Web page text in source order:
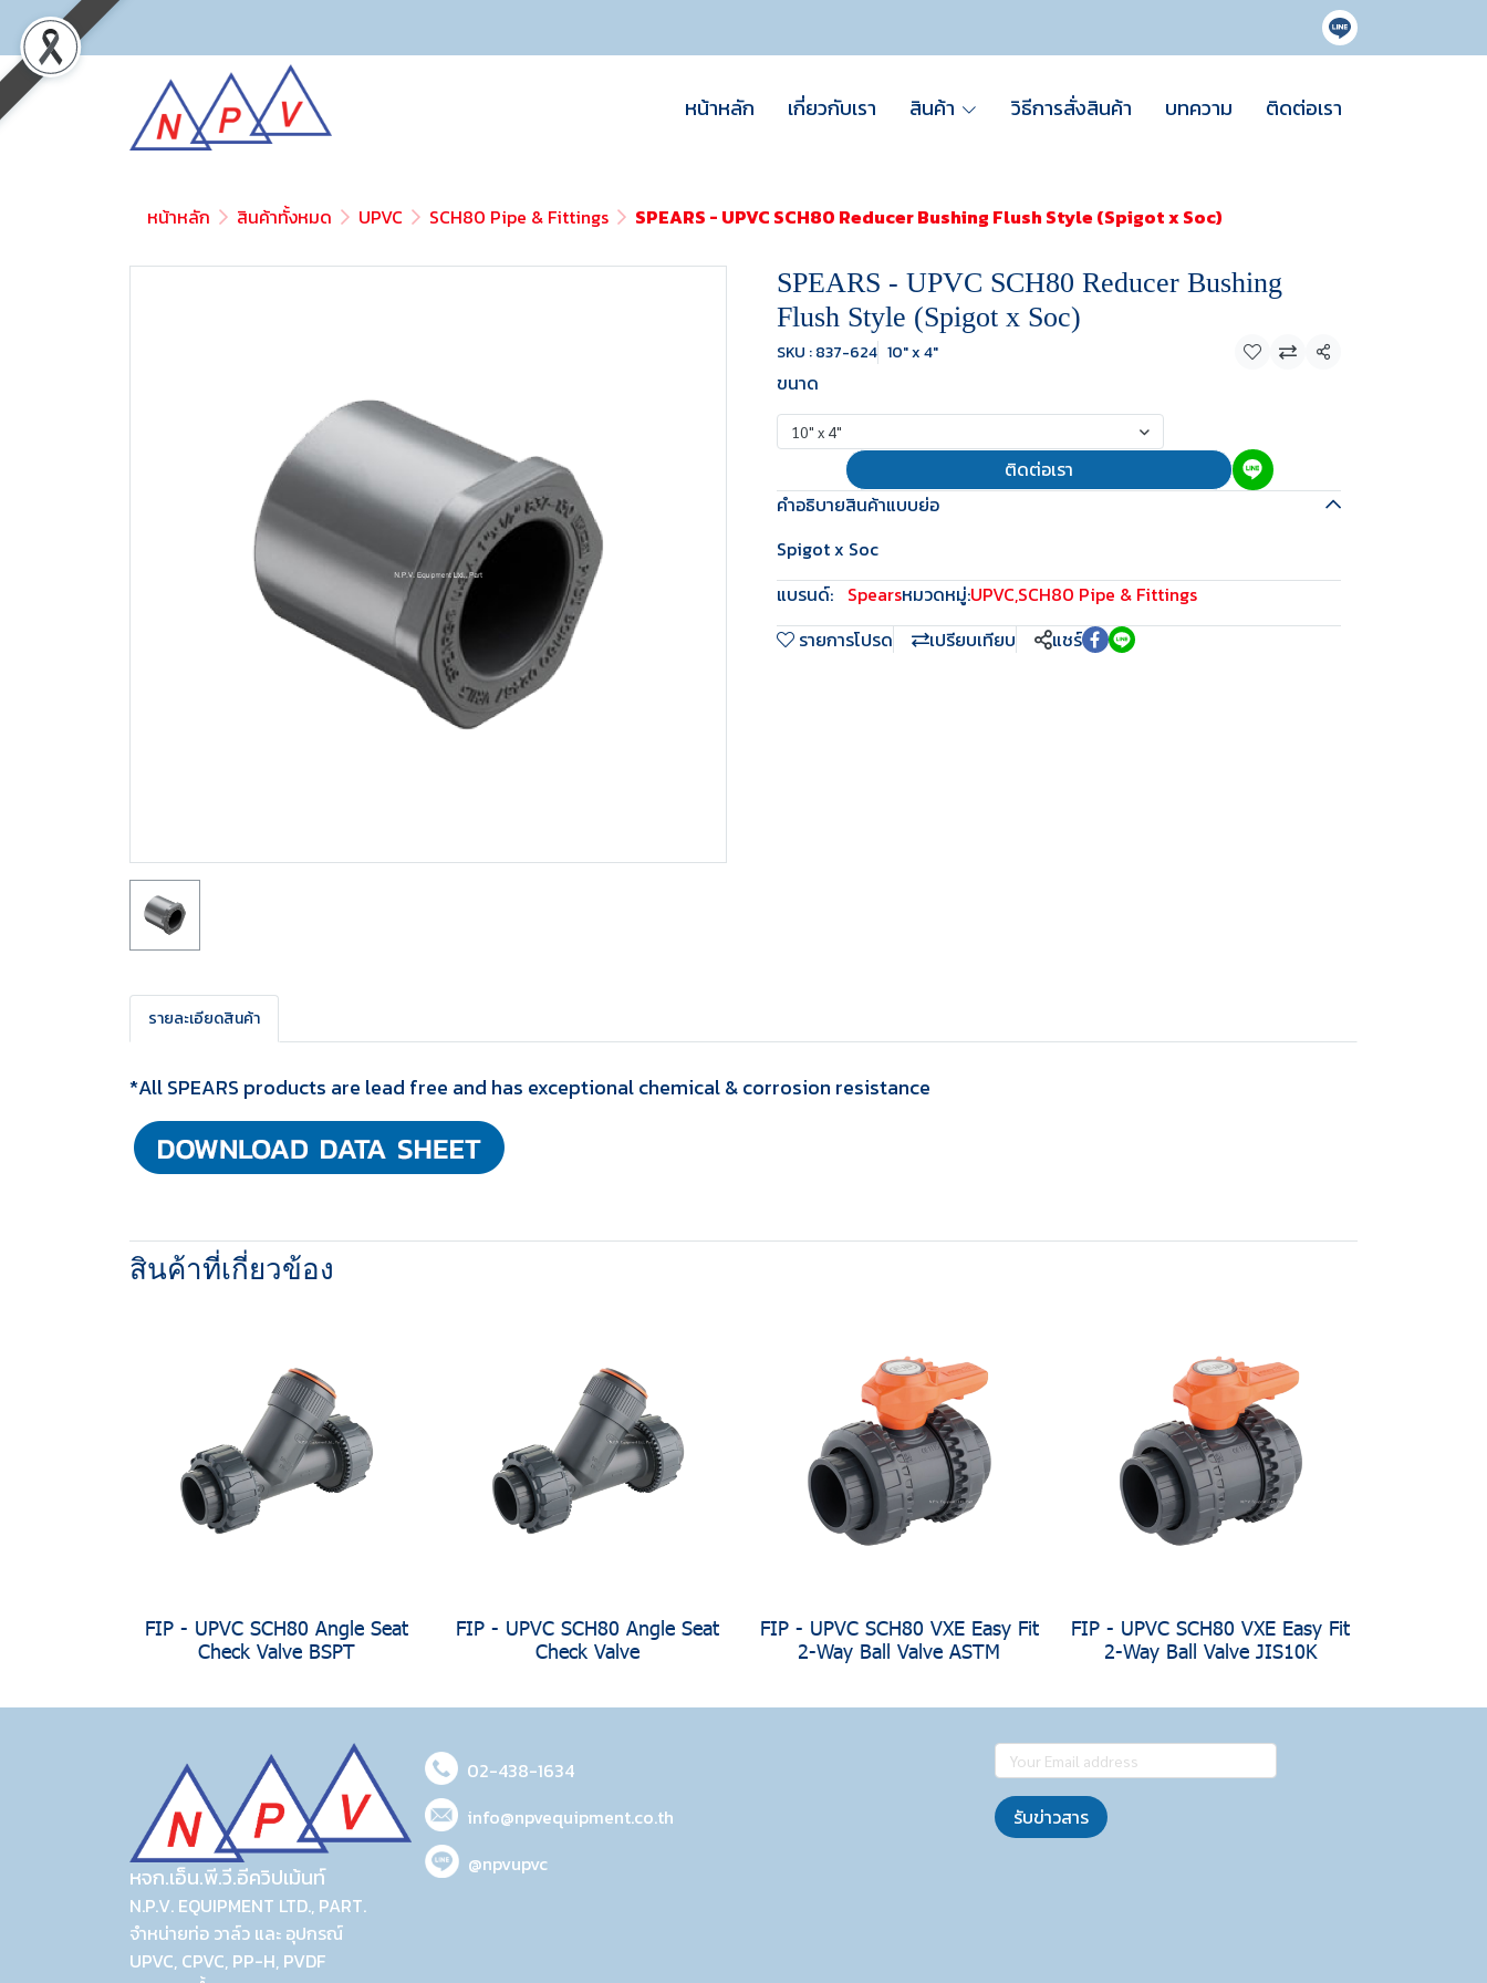
หน้าหลัก เกี่ยวกับเรา สินค้า วิธีการสั่งสินค้า บทความ ติดต่อเรา
หน้าหลัก สินค้าทั้งหมด UPVC SCH80 Pipe & Fittings SPEARS - UPVC SCH80 Reducer Bushing Flush Style (Spigot x Soc)
SPEARS - UPVC SCH80 Reducer Bushing
Flush Style (Spigot x Soc)
SKU : 837-624 10" x 4"
แชร์
ขนาด
10" x 4"
ติดต่อเรา
คำอธิบายสินค้าแบบย่อ
Spigot x Soc
แบรนด์: Spearsหมวดหมู่:UPVC,SCH80 Pipe & Fittings
รายการโปรด
เปรียบเทียบ แชร์
รายละเอียดสินค้า
*All SPEARS products are lead free and has exceptional chemical & corrosion resistance
สินค้าที่เกี่ยวข้อง
FIP - UPVC SCH80 Angle Seat
Check Valve BSPT
FIP - UPVC SCH80 Angle Seat
Check Valve
FIP - UPVC SCH80 VXE Easy Fit
2-Way Ball Valve ASTM
FIP - UPVC SCH80 VXE Easy Fit
2-Way Ball Valve JIS10K
หจก.เอ็น.พี.วี.อีควิปเม้นท์
N.P.V. EQUIPMENT LTD., PART.
จำหน่ายท่อ วาล์ว และ อุปกรณ์
UPVC, CPVC, PP-H, PVDF
02-438-1634
info@npvequipment.co.th
@npvupvc
รับข่าวสาร